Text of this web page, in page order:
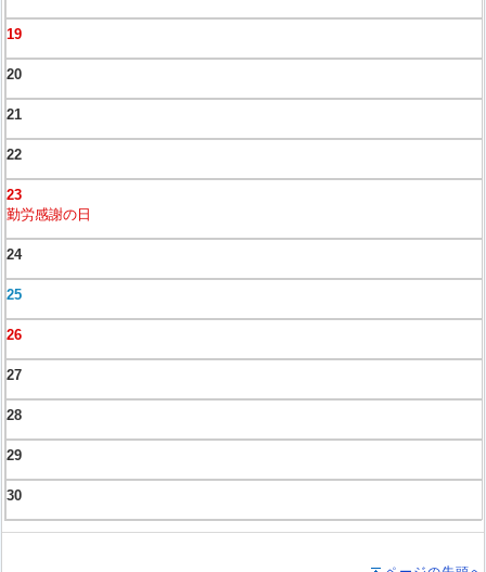
19
20
21
22
23
勤労感謝の日
24
25
26
27
28
29
30